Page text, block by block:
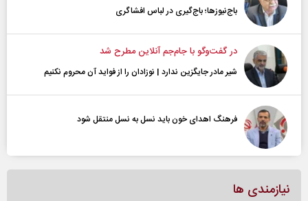
باج‌نیوزها؛ باج‌گیری در لباس افشاگری
در گفت‌و‌گو با جام‌جم آنلاین مطرح شد
شیر مادر جایگزین ندارد | نوزادان را از فواید آن محروم نکنیم
فرهنگ اهدای خون باید نسل به نسل منتقل شود
نیازمندی ها